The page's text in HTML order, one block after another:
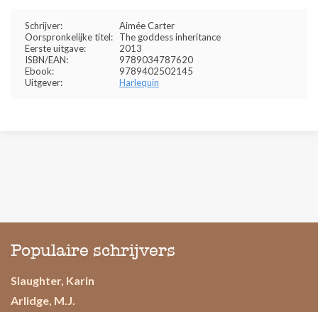
Schrijver:
Aimée Carter
Oorspronkelijke titel:
The goddess inheritance
Eerste uitgave:
2013
ISBN/EAN:
9789034787620
Ebook:
9789402502145
Uitgever:
Harlequin
Populaire schrijvers
Slaughter, Karin
Arlidge, M.J.